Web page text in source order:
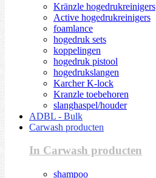
Kränzle hogedrukreinigers
Active hogedrukreinigers
foamlance
hogedruk sets
koppelingen
hogedruk pistool
hogedrukslangen
Karcher K-lock
Kranzle toebehoren
slanghaspel/houder
ADBL - Bulk
Carwash producten
In Carwash producten
shampoo